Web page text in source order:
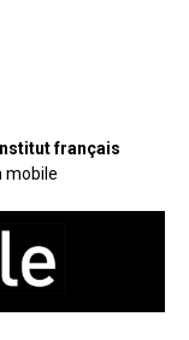
Institut français
mobile